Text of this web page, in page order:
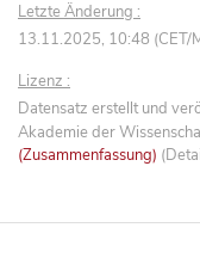
Letzte Änderung :
13.11.2025, 10:48 (CET/
Lizenz :
Datensatz erstellt und
Akademie der
(Zusammenfassung)